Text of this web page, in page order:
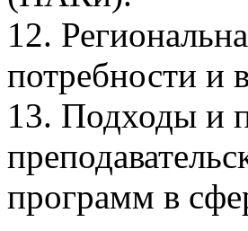
12.
потребности и
13. Подходы и
программ в